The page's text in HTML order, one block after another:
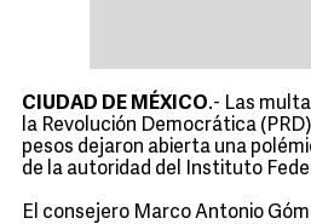
CIUDAD DE MÉXICO.- Las
la Revolución Democrática
pesos dejaron abierta una
de la autoridad del Instituto
El consejero Marco Antonio